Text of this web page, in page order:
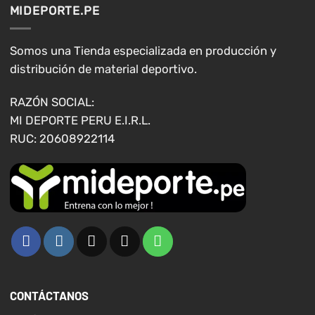
Las
opciones
se
elegir
la
página
de
MIDEPORTE.PE
Somos una Tienda especializada en producción y
distribución de material deportivo.
RAZÓN SOCIAL:
MI DEPORTE PERU E.I.R.L.
RUC: 20608922114
CONTÁCTANOS